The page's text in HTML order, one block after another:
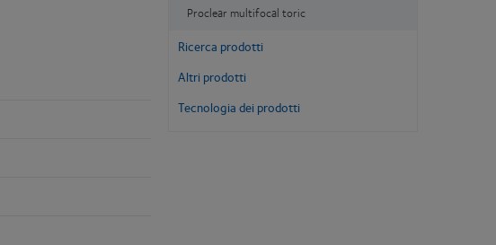
Proclear multifocal toric
Ricerca prodotti
Altri prodotti
Tecnologia dei prodotti